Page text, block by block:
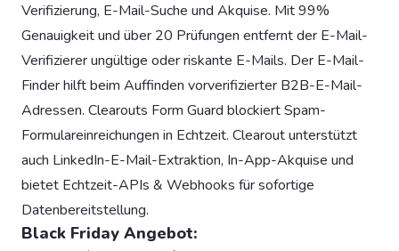
Verifizierung, E-Mail-Suche und Akquise. Mit 99%
Genauigkeit und über 20 Prüfungen entfernt der E-Mail-
Verifizierer ungültige oder riskante E-Mails. Der E-Mail-
Finder hilft beim Auffinden vorverifizierter B2B-E-Mail-
Adressen. Clearouts Form Guard blockiert Spam-
Formulareinreichungen in Echtzeit. Clearout unterstützt
auch LinkedIn-E-Mail-Extraktion, In-App-Akquise und
bietet Echtzeit-APIs & Webhooks für sofortige
Datenbereitstellung.
Black Friday Angebot: